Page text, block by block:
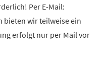
Per E-Mail:
bieten wir teilweise ein
erfolgt nur per Mail vor